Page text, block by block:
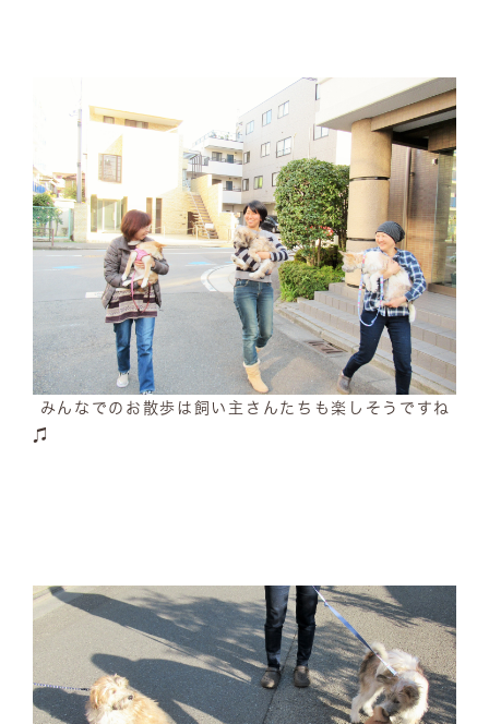
みんなでのお散歩は飼い主さんたちも楽しそうですね
♫